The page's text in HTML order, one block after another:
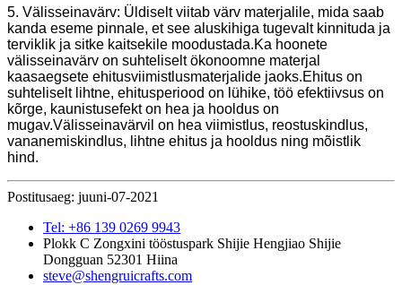
5. Välisseinavärv: Üldiselt viitab värv materjalile, mida saab
kanda eseme pinnale, et see aluskihiga tugevalt kinnituda ja
terviklik ja sitke kaitsekile moodustada.Ka hoonete
välisseinavärv on suhteliselt ökonoomne materjal
kaasaegsete ehitusviimistlusmaterjalide jaoks.Ehitus on
suhteliselt lihtne, ehitusperiood on lühike, töö efektiivsus on
kõrge, kaunistusefekt on hea ja hooldus on
mugav.Välisseinavärvil on hea viimistlus, reostuskindlus,
vananemiskindlus, lihtne ehitus ja hooldus ning mõistlik
hind.
Postitusaeg: juuni-07-2021
Tel: +86 139 0269 9943
Plokk C Zongxini tööstuspark Shijie Hengjiao Shijie
Dongguan 52301 Hiina
steve@shengruicrafts.com